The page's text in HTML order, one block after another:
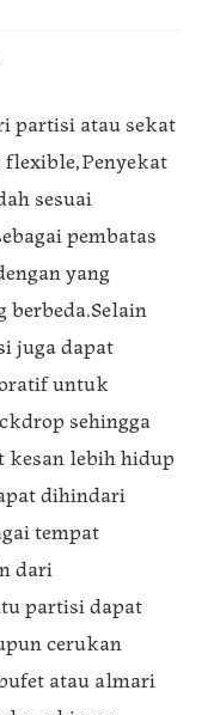
partisi atau sekat
flexible,Penyekat
sesuai
pembatas
yang
berbeda.Selain
juga dapat
untuk
sehingga
kesan lebih hidup
dihindari
tempat
dari
partisi dapat
cerukan
atau almari